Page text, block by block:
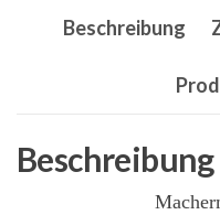
Schnüre,
Polypropylen,Weiß
Beschreibung
Beschreibung